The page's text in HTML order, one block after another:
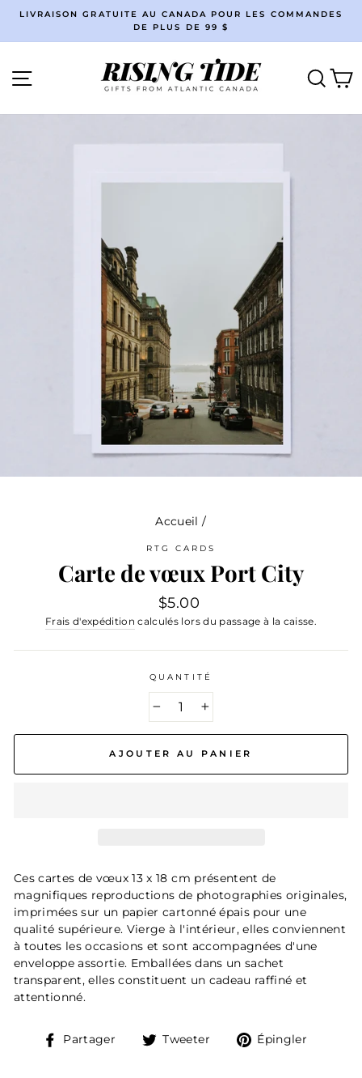
contenu
Diaporama
LIVRAISON GRATUITE AU CANADA POUR LES COMMANDES
DE PLUS DE 99 $
Accueil /
RTG CARDS
Carte de vœux Port City
Prix
régulier
$5.00
Frais d'expédition calculés lors du passage à la caisse.
QUANTITÉ
AJOUTER AU PANIER
Ces cartes de vœux 13 x 18 cm présentent de
magnifiques reproductions de photographies originales,
imprimées sur un papier cartonné épais pour une
qualité supérieure. Vierge à l'intérieur, elles conviennent
à toutes les occasions et sont accompagnées d'une
enveloppe assortie. Emballées dans un sachet
transparent, elles constituent un cadeau raffiné et
attentionné.
Partager
PartagerTweeter
TweeterÉpingler